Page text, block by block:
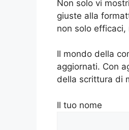
Non solo vi
giuste alla
non solo
Il mondo della
aggiornati. Con
della scrittura di
Il tuo nome